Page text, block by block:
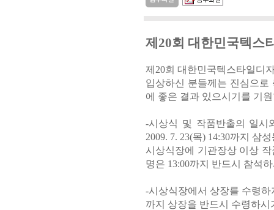
제20회 대한민국텍스
제20회 대한민국텍스타일디
입상하신 분들께는 진심으
에 좋은 결과 있으시기를 기
-시상식 및 작품반출의 일시
2009. 7. 23(목) 14:30까지 삼
시상식장에 기관장상 이상
명은 13:00까지 반드시 참석
-시상식장에서 상장를 수령
까지 상장을 반드시 수령하